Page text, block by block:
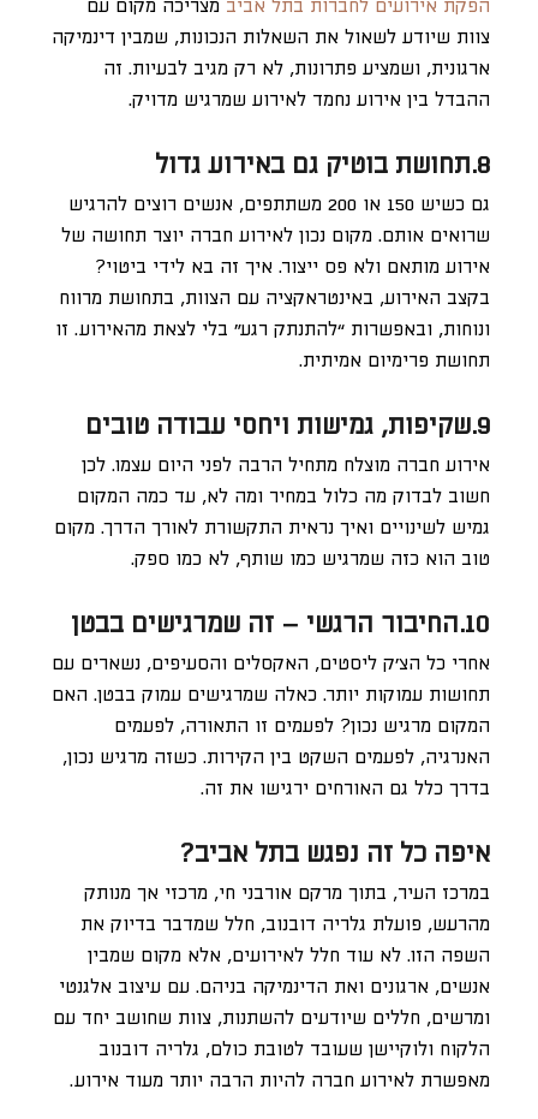
הפקת אירועים לחברות בתל אביב מצריכה מקום עם
צוות שיודע לשאול את השאלות הנכונות, שמבין דינמיקה
ארגונית, ושמציע פתרונות, לא רק מגיב לבעיות. זה
ההבדל בין אירוע נחמד לאירוע שמרגיש מדויק.
8.תחושת בוטיק גם באירוע גדול
גם כשיש 150 או 200 משתתפים, אנשים רוצים להרגיש
שרואים אותם. מקום נכון לאירוע חברה יוצר תחושה של
אירוע מותאם ולא פס ייצור. איך זה בא לידי ביטוי?
בקצב האירוע, באינטראקציה עם הצוות, בתחושת מרווח
ונוחות, ובאפשרות “להתנתק רגע” בלי לצאת מהאירוע. זו
תחושת פרימיום אמיתית.
9.שקיפות, גמישות ויחסי עבודה טובים
אירוע חברה מוצלח מתחיל הרבה לפני היום עצמו. לכן
חשוב לבדוק מה כלול במחיר ומה לא, עד כמה המקום
גמיש לשינויים ואיך נראית התקשורת לאורך הדרך. מקום
טוב הוא כזה שמרגיש כמו שותף, לא כמו ספק.
10.החיבור הרגשי – זה שמרגישים בבטן
אחרי כל הצ’ק ליסטים, האקסלים והסעיפים, נשארים עם
תחושות עמוקות יותר. כאלה שמרגישים עמוק בבטן. האם
המקום מרגיש נכון? לפעמים זו התאורה, לפעמים
האנרגיה, לפעמים השקט בין הקירות. כשזה מרגיש נכון,
בדרך כלל גם האורחים ירגישו את זה.
איפה כל זה נפגש בתל אביב?
במרכז העיר, בתוך מרקם אורבני חי, מרכזי אך מנותק
מהרעש, פועלת גלריה דובנוב, חלל שמדבר בדיוק את
השפה הזו. לא עוד חלל לאירועים, אלא מקום שמבין
אנשים, ארגונים ואת הדינמיקה בניהם. עם עיצוב אלגנטי
ומרשים, חללים שיודעים להשתנות, צוות שחושב יחד עם
הלקוח ולוקיישן שעובד לטובת כולם, גלריה דובנוב
מאפשרת לאירוע חברה להיות הרבה יותר מעוד אירוע.